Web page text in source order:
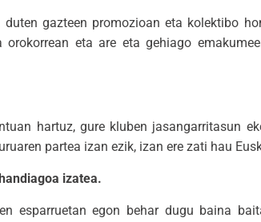
gazteen promozioan eta kolektibo
eta are eta gehiago
hartuz, gure kluben jasangarritasun
partea izan ezik, izan ere zati hau
izatea.
esparruetan egon behar dugu baina